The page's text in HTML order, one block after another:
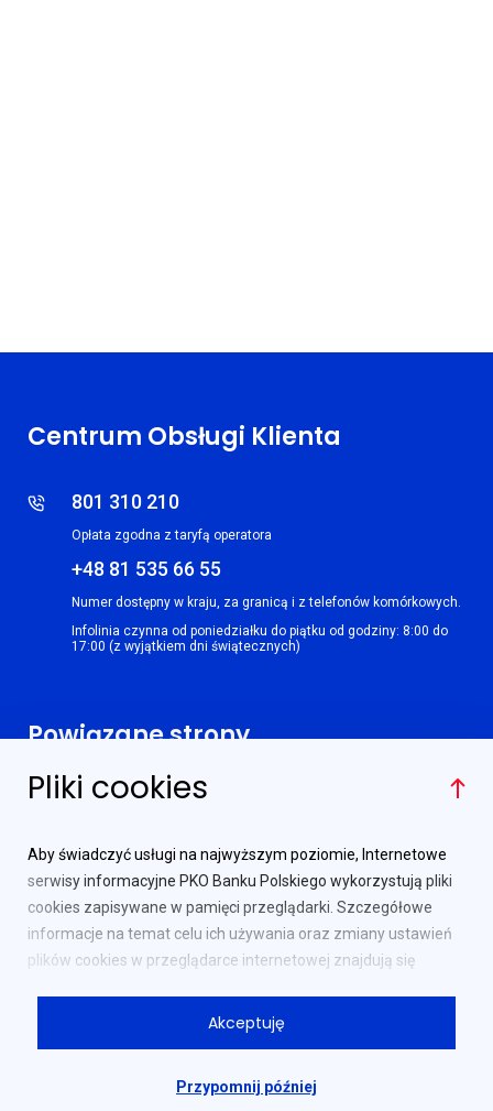
Pliki cookies
Aby świadczyć usługi na najwyższym poziomie, Internetowe
serwisy informacyjne PKO Banku Polskiego wykorzystują pliki
cookies zapisywane w pamięci przeglądarki. Szczegółowe
informacje na temat celu ich używania oraz zmiany ustawień
plików cookies w przeglądarce internetowej znajdują się
Dalsze korzystanie z serwisu bez zmiany ustawień dotyczących
cookies w przeglądarce oznacza potwierdzenie zapoznania się
z powyższymi informacjami i akceptację plików cookies.
Akceptuję
Przypomnij później
Centrum Obsługi Klienta
801 310 210
Opłata zgodna z taryfą operatora
+48 81 535 66 55
Numer dostępny w kraju, za granicą i z telefonów komórkowych.
Infolinia czynna od poniedziałku do piątku od godziny: 8:00 do
17:00 (z wyjątkiem dni świątecznych)
Powiązane strony
Ministerstwo Finansów
Biuro Maklerskie PKO Banku
Polskiego
Główny Urząd Statystyczny
Najważniejsze linki
Regulamin
Informator obligacyjny